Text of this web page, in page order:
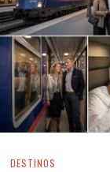
DESTINOS